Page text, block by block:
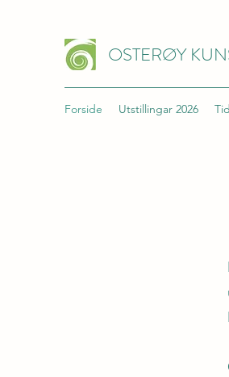
OSTERØY
Forside Utstillingar 2026